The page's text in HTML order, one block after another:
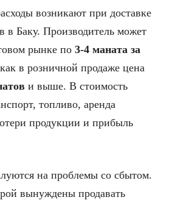
возникают при доставке
в Баку. Производитель может
рынке по 3-4 маната за
в розничной продаже цена
и выше. В стоимость
топливо, аренда
продукции и прибыль
на проблемы со сбытом.
вынуждены продавать